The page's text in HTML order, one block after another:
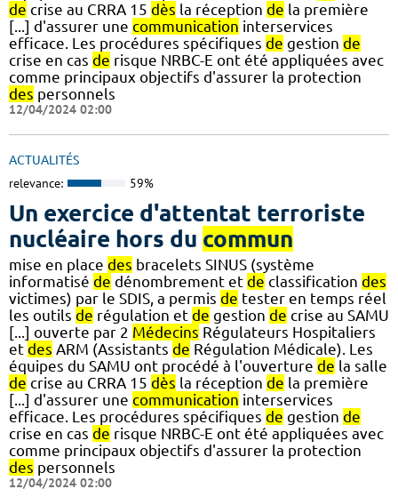
de crise au CRRA 15 dès la réception de la première
[...] d'assurer une communication interservices
efficace. Les procédures spécifiques de gestion de
crise en cas de risque NRBC-E ont été appliquées avec
comme principaux objectifs d'assurer la protection
des personnels
12/04/2024 02:00
ACTUALITÉS
relevance: 59%
Un exercice d'attentat terroriste
nucléaire hors du commun
mise en place des bracelets SINUS (système
informatisé de dénombrement et de classification des
victimes) par le SDIS, a permis de tester en temps réel
les outils de régulation et de gestion de crise au SAMU
[...] ouverte par 2 Médecins Régulateurs Hospitaliers
et des ARM (Assistants de Régulation Médicale). Les
équipes du SAMU ont procédé à l'ouverture de la salle
de crise au CRRA 15 dès la réception de la première
[...] d'assurer une communication interservices
efficace. Les procédures spécifiques de gestion de
crise en cas de risque NRBC-E ont été appliquées avec
comme principaux objectifs d'assurer la protection
des personnels
12/04/2024 02:00